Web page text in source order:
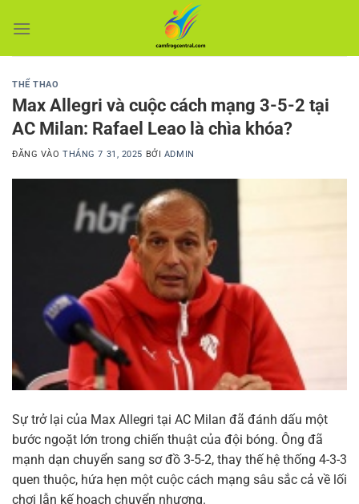
qua
THỂ THAO
Max Allegri và cuộc cách mạng 3-5-2 tại
AC Milan: Rafael Leao là chìa khóa?
ĐĂNG VÀOTHÁNG 7 31, 2025 BỞI ADMIN
Sự trở lại của Max Allegri tại AC Milan đã đánh dấu một
bước ngoặt lớn trong chiến thuật của đội bóng. Ông đã
mạnh dạn chuyển sang sơ đồ 3-5-2, thay thế hệ thống 4-3-3
quen thuộc, hứa hẹn một cuộc cách mạng sâu sắc cả về lối
chơi lẫn kế hoạch chuyển nhượng.